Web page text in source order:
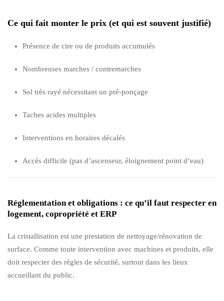
Ce qui fait monter le prix (et qui est souvent justifié)
Présence de cire ou de produits accumulés
Nombreuses marches / contremarches
Sol très rayé nécessitant un pré-ponçage
Taches acides multiples
Interventions en horaires décalés
Accès difficile (pas d’ascenseur, éloignement point d’eau)
Réglementation et obligations : ce qu’il faut respecter en
logement, copropriété et ERP
La cristallisation est une prestation de nettoyage/rénovation de
surface. Comme toute intervention avec machines et produits, elle
doit respecter des règles de sécurité, surtout dans les lieux
accueillant du public.